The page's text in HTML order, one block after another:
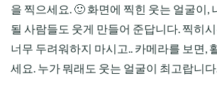
을 찍으세요. 🙂 화면에 찍힌 웃는 얼굴이,
될 사람들도 웃게 만들어 준답니다. 찍히
너무 두려워하지 마시고.. 카메라를 보면,
세요. 누가 뭐래도 웃는 얼굴이 최고랍니다.